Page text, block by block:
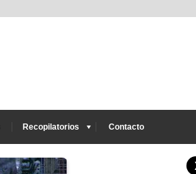
Recopilatorios Contacto